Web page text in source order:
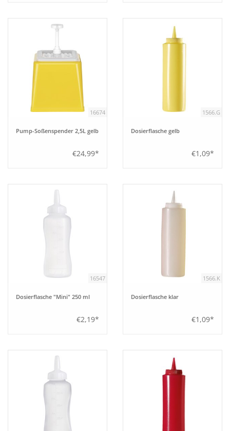
16674
Pump-Soßenspender 2,5L gelb
€24,99*
1566.G
Dosierflasche gelb
€1,09*
16547
Dosierflasche "Mini" 250 ml
€2,19*
1566.K
Dosierflasche klar
€1,09*